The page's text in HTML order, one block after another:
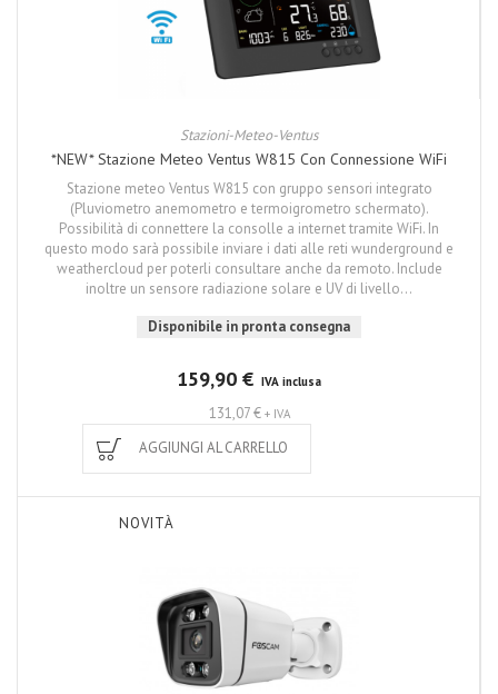
Stazioni-Meteo-Ventus
*NEW* Stazione Meteo Ventus W815 Con Connessione WiFi
Stazione meteo Ventus W815 con gruppo sensori integrato
(Pluviometro anemometro e termoigrometro schermato).
Possibilità di connettere la consolle a internet tramite WiFi. In
questo modo sarà possibile inviare i dati alle reti wunderground e
weathercloud per poterli consultare anche da remoto. Include
inoltre un sensore radiazione solare e UV di livello...
Disponibile in pronta consegna
159,90 € IVA inclusa
131,07 € + IVA
AGGIUNGI AL CARRELLO
NOVITÀ